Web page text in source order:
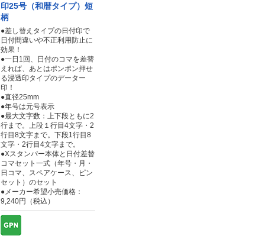
印25号（和暦タイプ）短
柄
●差し替えタイプの日付印で
日付間違いや不正利用防止に
効果！
●一日1回、日付のコマを差替
えれば、あとはポンポン押せ
る浸透印タイプのデーター
印！
●直径25mm
●年号は元号表示
●最大文字数：上下段ともに2
行まで。上段１行目4文字・2
行目8文字まで。下段1行目8
文字・2行目4文字まで。
●Xスタンパー本体と日付差替
コマセット一式（年号・月・
日コマ、スペアケース、ピン
セット）のセット
●メーカー希望小売価格：
9,240円（税込）